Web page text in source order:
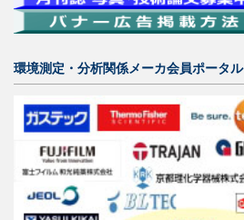
環境測定・分析関係メーカ会員ポータル